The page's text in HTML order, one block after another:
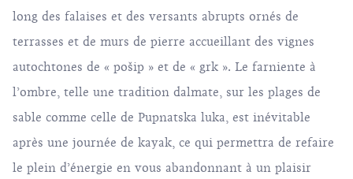
long des falaises et des versants abrupts ornés de
terrasses et de murs de pierre accueillant des vignes
autochtones de « pošip » et de « grk ». Le farniente à
l’ombre, telle une tradition dalmate, sur les plages de
sable comme celle de Pupnatska luka, est inévitable
après une journée de kayak, ce qui permettra de refaire
le plein d’énergie en vous abandonnant à un plaisir